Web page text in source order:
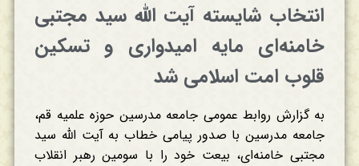
انتخاب شایسته آیت الله سید مجتبی
خامنه‌ای مایه امیدواری و تسکین
قلوب امت اسلامی شد
به گزارش روابط عمومی جامعه مدرسین حوزه علمیه قم،
جامعه مدرسین با صدور پیامی خطاب به آیت الله سید
مجتبی خامنه‌ای، بیعت خود را با سومین رهبر انقلاب